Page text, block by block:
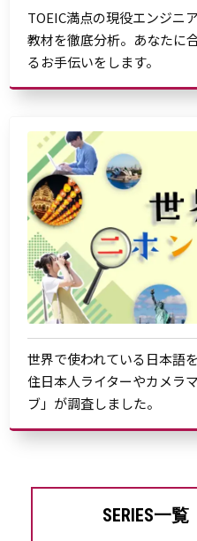
TOEIC満点の現役エンジニ
教材を徹底分析。あなたに
るお手伝いをします。
世界で使われている日本語
住日本人ライターやカメラ
ブ」が調査しました。
SERIES一覧